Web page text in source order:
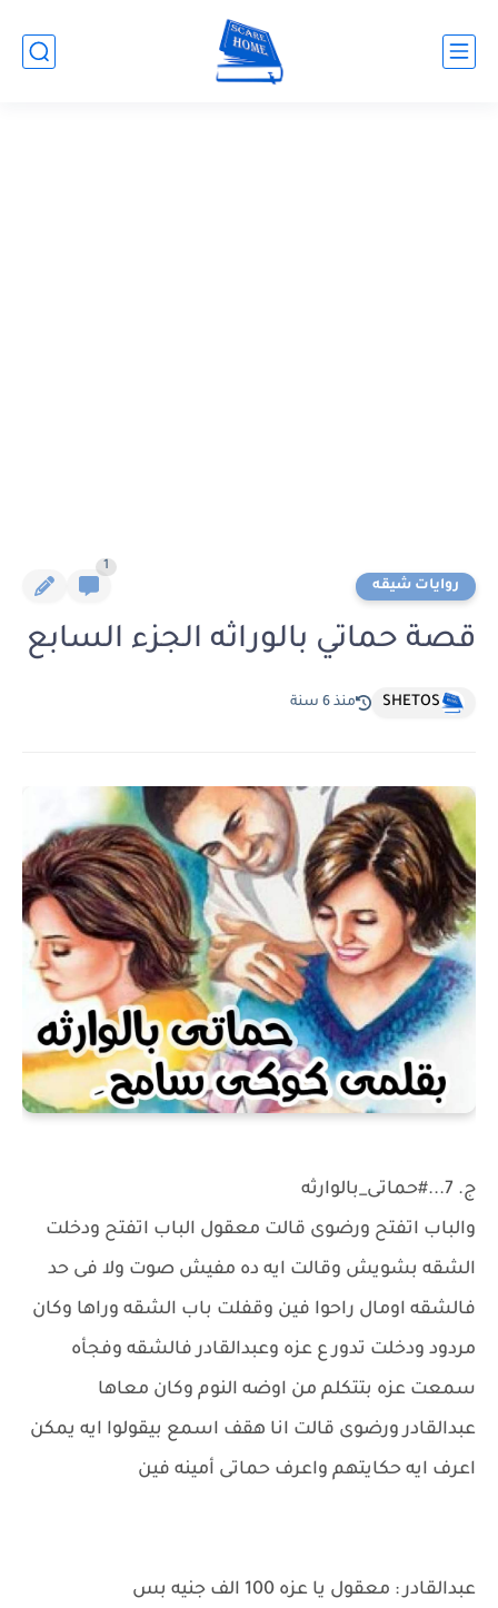
روايات شيقه
1
قصة حماتي بالوراثه الجزء السابع
SHETOS منذ 6 سنة
ج. 7...#حماتى_بالوارثه
والباب اتفتح ورضوى قالت معقول الباب اتفتح ودخلت
الشقه بشويش وقالت ايه ده مفيش صوت ولا فى حد
فالشقه اومال راحوا فين وقفلت باب الشقه وراها وكان
مردود ودخلت تدور ع عزه وعبدالقادر فالشقه وفجأه
سمعت عزه بتتكلم من اوضه النوم وكان معاها
عبدالقادر ورضوى قالت انا هقف اسمع بيقولوا ايه يمكن
اعرف ايه حكايتهم واعرف حماتى أمينه فين
عبدالقادر : معقول يا عزه 100 الف جنيه بس